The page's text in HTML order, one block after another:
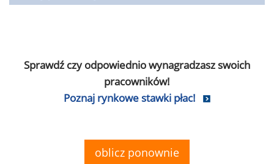
Sprawdź czy odpowiednio wynagradzasz swoich
pracowników!
Poznaj rynkowe stawki płac!
oblicz ponownie